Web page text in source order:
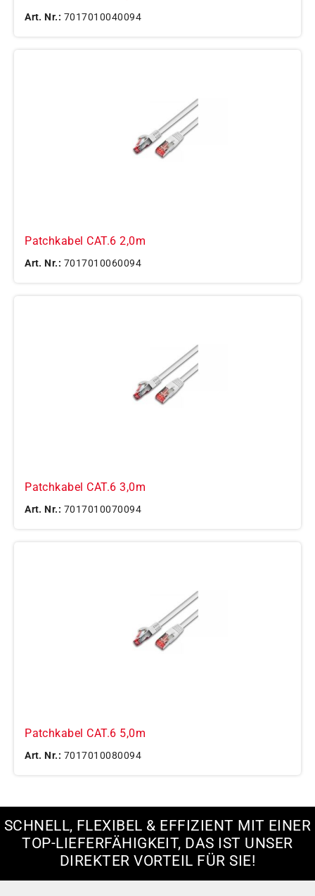
Art. Nr.: 7017010040094
Patchkabel CAT.6 2,0m
Art. Nr.: 7017010060094
Patchkabel CAT.6 3,0m
Art. Nr.: 7017010070094
Patchkabel CAT.6 5,0m
Art. Nr.: 7017010080094
SCHNELL, FLEXIBEL & EFFIZIENT MIT EINER
TOP-LIEFERFÄHIGKEIT, DAS IST UNSER
DIREKTER VORTEIL FÜR SIE!